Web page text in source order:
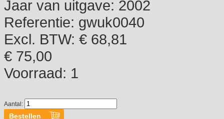
Jaar van uitgave: 2002
Referentie: gwuk0040
Excl. BTW: € 68,81
€ 75,00
Voorraad: 1
Aantal: